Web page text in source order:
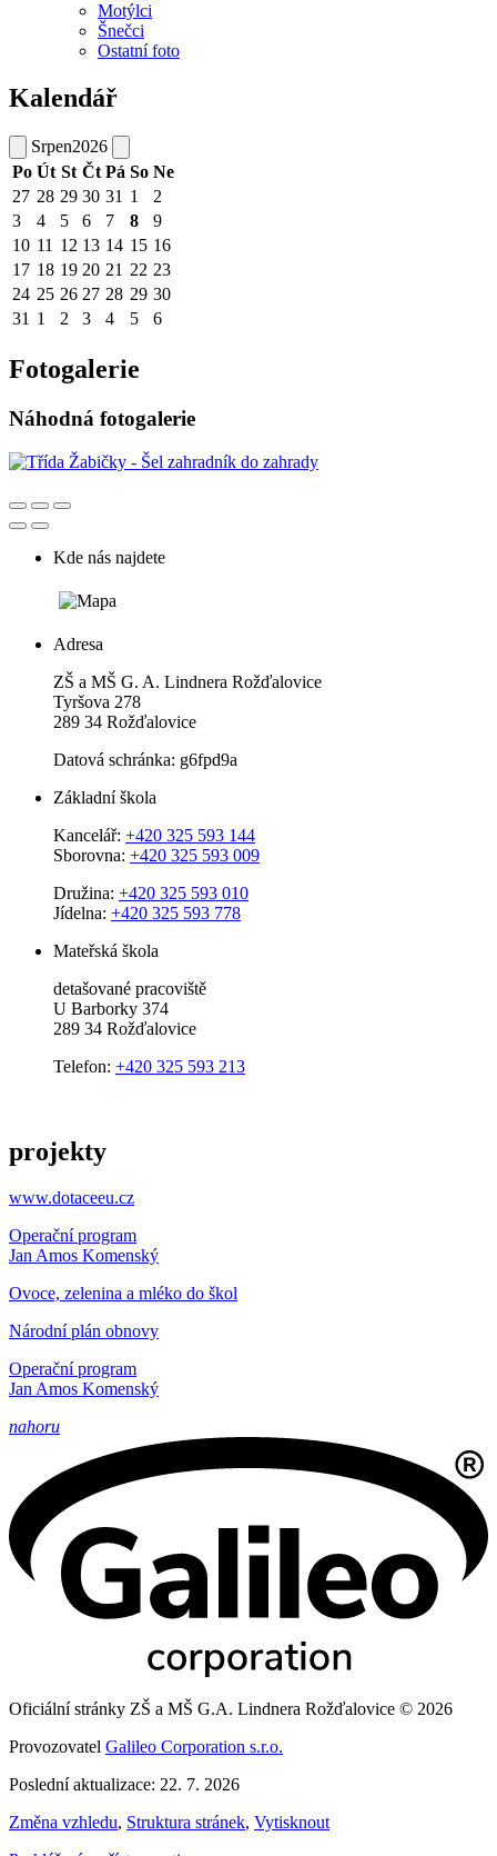
Motýlci
Šnečci
Ostatní foto
Kalendář
Srpen2026
Po Út St Čt Pá So Ne
27 28 29 30 31 1
2
3
4 5 6 7 8
9
10 11 12 13 14 15 16
17 18 19 20 21 22 23
24 25 26 27 28 29 30
31 1 2 3 4 5 6
Fotogalerie
Náhodná fotogalerie
Kde nás najdete
Adresa
ZŠ a MŠ G. A. Lindnera Rožďalovice
Tyršova 278
289 34 Rožďalovice
Datová schránka: g6fpd9a
Základní škola
Kancelář: +420 325 593 144
Sborovna: +420 325 593 009
Družina: +420 325 593 010
Jídelna: +420 325 593 778
Mateřská škola
detašované pracoviště
U Barborky 374
289 34 Rožďalovice
Telefon: +420 325 593 213
projekty
www.dotaceeu.cz
Operační program
Jan Amos Komenský
Ovoce, zelenina a mléko do škol
Národní plán obnovy
Operační program
Jan Amos Komenský
nahoru
Oficiální stránky ZŠ a MŠ G.A. Lindnera Rožďalovice © 2026
Provozovatel Galileo Corporation s.r.o.
Poslední aktualizace: 22. 7. 2026
Změna vzhledu, Struktura stránek, Vytisknout